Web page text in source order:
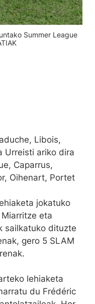
Summer League
Libois,
Urreisti ariko dira
Caparrus,
Oihenart, Portet
jokatuko
eta
sailkatuko dituzte
gero 5 SLAM
lehiaketa
du Frédéric